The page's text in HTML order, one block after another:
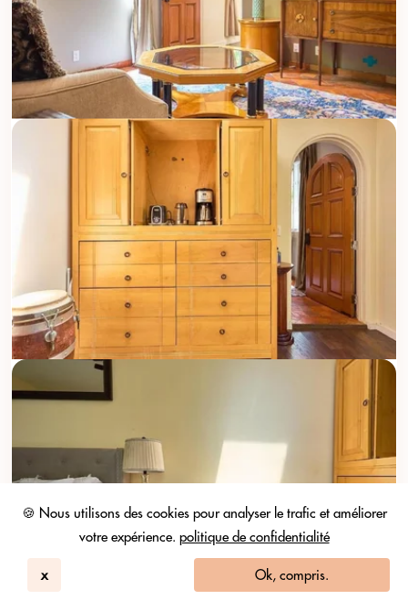
🍪 Nous utilisons des cookies pour analyser le trafic et améliorer
votre expérience. politique de confidentialité
x Ok, compris.